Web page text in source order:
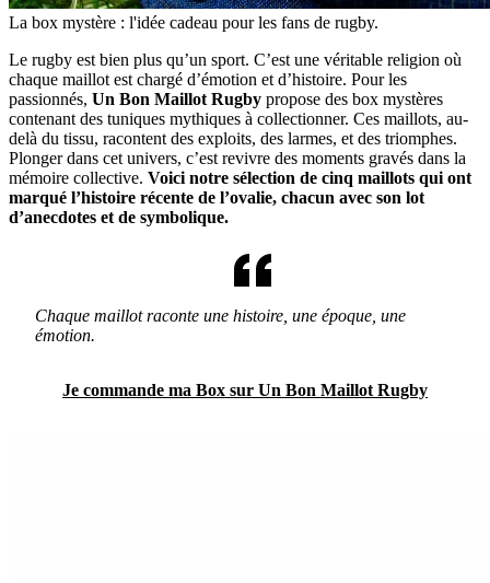
La box mystère : l'idée cadeau pour les fans de rugby.
Le rugby est bien plus qu’un sport. C’est une véritable religion où
chaque maillot est chargé d’émotion et d’histoire. Pour les
passionnés, Un Bon Maillot Rugby propose des box mystères
contenant des tuniques mythiques à collectionner. Ces maillots, au-
delà du tissu, racontent des exploits, des larmes, et des triomphes.
Plonger dans cet univers, c’est revivre des moments gravés dans la
mémoire collective. Voici notre sélection de cinq maillots qui ont
marqué l’histoire récente de l’ovalie, chacun avec son lot
d’anecdotes et de symbolique.
Chaque maillot raconte une histoire, une époque, une
émotion.
Je commande ma Box sur Un Bon Maillot Rugby